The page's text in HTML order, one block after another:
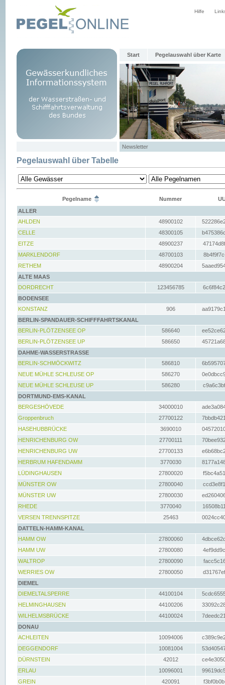
Hilfe
Start Pegelauswahl über Karte
Newsletter
Pegelauswahl über Tabelle
Pegelname Nummer
ALLER
AHLDEN
48900102
CELLE
48300105
EITZE
48900237
MARKLENDORF
48700103
RETHEM
48900204
ALTE MAAS
DORDRECHT
123456785
BODENSEE
KONSTANZ
906
BERLIN-SPANDAUER-SCHIFFFAHRTSKANAL
BERLIN-PLÖTZENSEE OP
586640
BERLIN-PLÖTZENSEE UP
586650
DAHME-WASSERSTRASSE
BERLIN-SCHMÖCKWITZ
586810
NEUE MÜHLE SCHLEUSE OP
586270
NEUE MÜHLE SCHLEUSE UP
586280
DORTMUND-EMS-KANAL
BERGESHÖVEDE
34000010
Groppenbruch
27700122
HASEHUBBRÜCKE
3690010
HENRICHENBURG OW
27700111
HENRICHENBURG UW
27700133
HERBRUM HAFENDAMM
3770030
LÜDINGHAUSEN
27800020
MÜNSTER OW
27800040
MÜNSTER UW
27800030
RHEDE
3770040
VERSEN TRENNSPITZE
25463
DATTELN-HAMM-KANAL
HAMM OW
27800060
HAMM UW
27800080
WALTROP
27800090
WERRIES OW
27800050
DIEMEL
DIEMELTALSPERRE
44100104
HELMINGHAUSEN
44100206
WILHELMSBRÜCKE
44100024
DONAU
ACHLEITEN
10094006
DEGGENDORF
10081004
DÜRNSTEIN
42012
ERLAU
10096001
GREIN
420091